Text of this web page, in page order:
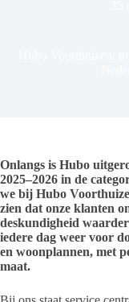
Onlangs is Hubo
2025–2026 in de
we bij Hubo
zien dat onze klanten
deskundigheid
iedere dag weer voor
en woonplannen, met
maat.